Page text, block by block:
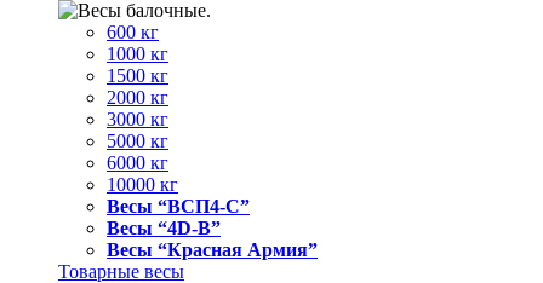
600 кг
1000 кг
1500 кг
2000 кг
3000 кг
5000 кг
6000 кг
10000 кг
Весы “ВСП4-С”
Весы “4D-В”
Весы “Красная Армия”
Товарные весы